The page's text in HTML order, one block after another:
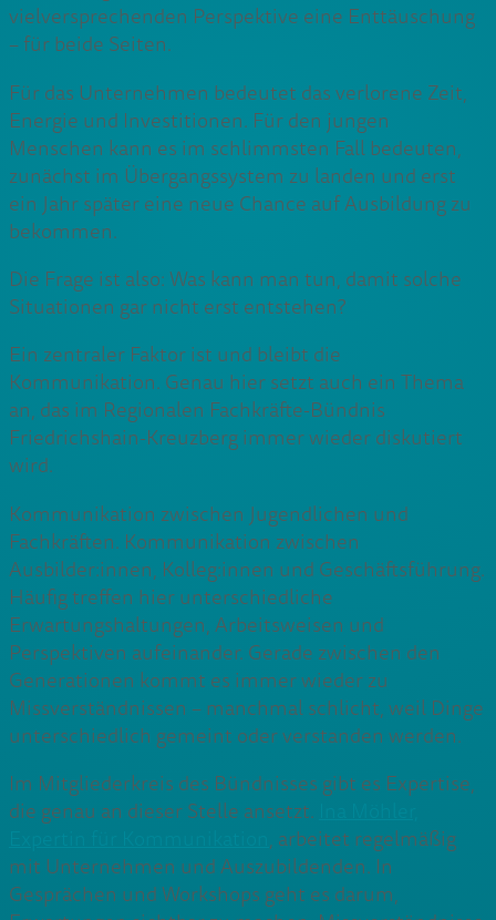
vielversprechenden Perspektive eine Enttäuschung
– für beide Seiten.
Für das Unternehmen bedeutet das verlorene Zeit,
Energie und Investitionen. Für den jungen
Menschen kann es im schlimmsten Fall bedeuten,
zunächst im Übergangssystem zu landen und erst
ein Jahr später eine neue Chance auf Ausbildung zu
bekommen.
Die Frage ist also: Was kann man tun, damit solche
Situationen gar nicht erst entstehen?
Ein zentraler Faktor ist und bleibt die
Kommunikation. Genau hier setzt auch ein Thema
an, das im Regionalen Fachkräfte-Bündnis
Friedrichshain-Kreuzberg immer wieder diskutiert
wird.
Kommunikation zwischen Jugendlichen und
Fachkräften. Kommunikation zwischen
Ausbilder:innen, Kolleg:innen und Geschäftsführung.
Häufig treffen hier unterschiedliche
Erwartungshaltungen, Arbeitsweisen und
Perspektiven aufeinander. Gerade zwischen den
Generationen kommt es immer wieder zu
Missverständnissen – manchmal schlicht, weil Dinge
unterschiedlich gemeint oder verstanden werden.
Im Mitgliederkreis des Bündnisses gibt es Expertise,
die genau an dieser Stelle ansetzt.
, arbeitet regelmäßig
mit Unternehmen und Auszubildenden. In
Gesprächen und Workshops geht es darum,